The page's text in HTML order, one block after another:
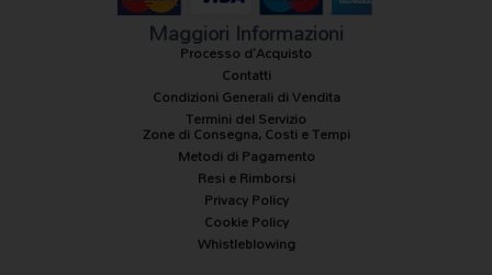
Maggiori Informazioni
Processo d'Acquisto
Contatti
Condizioni Generali di Vendita
Termini del Servizio
Zone di Consegna, Costi e Tempi
Metodi di Pagamento
Resi e Rimborsi
Privacy Policy
Cookie Policy
Whistleblowing